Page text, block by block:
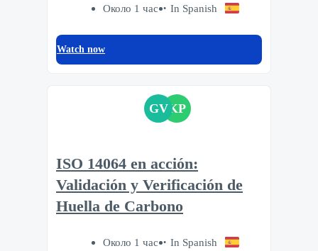
Около 1 час In Spanish
Watch now
GVKP
ISO 14064 en acción:
Validación y Verificación de
Huella de Carbono
Около 1 час In Spanish